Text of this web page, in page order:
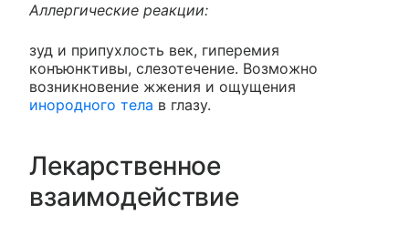
Аллергические реакции:
зуд и припухлость век, гиперемия
конъюнктивы, слезотечение. Возможно
возникновение жжения и ощущения
инородного тела в глазу.
Лекарственное
взаимодействие